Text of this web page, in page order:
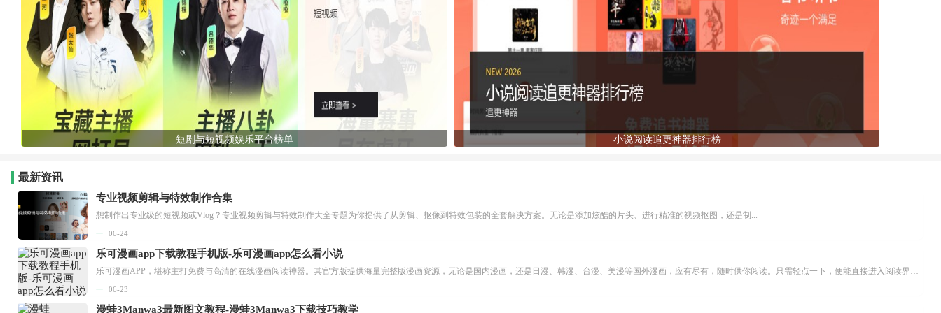
短剧与短视频娱乐平台榜单 小说阅读追更神器排行榜
最新资讯
专业视频剪辑与特效制作合集
想制作出专业级的短视频或Vlog？专业视频剪辑与特效制作大全专题为你提供了从剪辑、抠像到特效包装的全套解决方案。无论是添加炫酷的片头、进行精准的视频抠图，还是制...
06-24
乐可漫画app下载教程手机版-乐可漫画app怎么看小说
乐可漫画APP，堪称主打免费与高清的在线漫画阅读神器。其官方版提供海量完整版漫画资源，无论是国内漫画，还是日漫、韩漫、台漫、美漫等国外漫画，应有尽有，随时供你阅读。只需轻点一下，便能直接进入阅读界面。不仅如此，乐可漫画最新版本更新速度极快，在这里，你总能抢先看到全网一手漫画章节内容！...
06-23
漫蛙3Manwa3最新图文教程-漫蛙3Manwa3下载技巧教学